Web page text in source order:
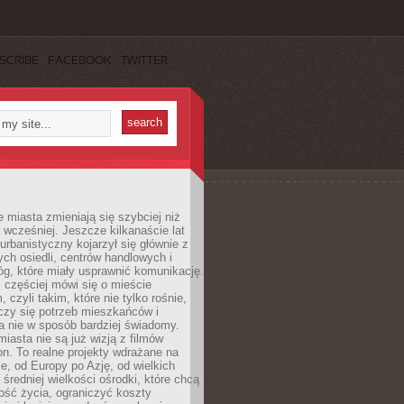
FACEBOOK TWITTER
miasta zmieniają się szybciej niż
wcześniej. Jeszcze kilkanaście lat
kojarzył się głównie z
osiedli, centrów handlowych i
które miały usprawnić komunikację.
częściej mówi się o mieście
czyli takim, które nie tylko rośnie,
się potrzeb mieszkańców i
nie w sposób bardziej świadomy.
nie są już wizją z filmów
To realne projekty wdrażane na
od Europy po Azję, od wielkich
średniej wielkości ośrodki, które chcą
życia, ograniczyć koszty